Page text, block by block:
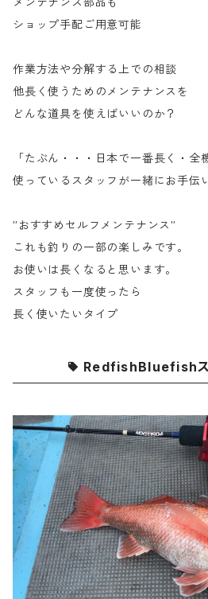
ショップ手配ご用意可能
作業方法や分解する上での相談
他長く使うためのメンテナンスを
どんな道具を使えばいいのか？
「たぶん・・・日本で一番長く・全
使っているスタッフが一緒にお手伝
”おすすめセルフメンテナンス”
これも釣りの一部の楽しみです。
お使いは長くなると思います。
スタッフも一度使ったら
長く使いたいタイプ
RedfishBluefish